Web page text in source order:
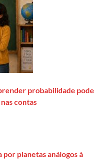
probabilidade pode
contas
planetas análogos à